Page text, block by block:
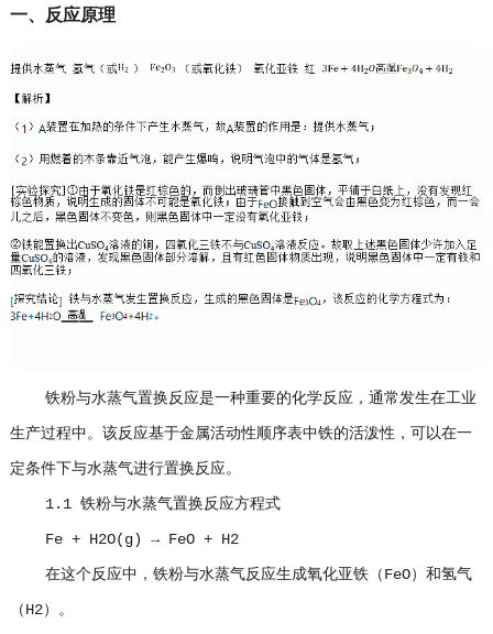
一、反应原理
铁粉与水蒸气置换反应是一种重要的化学反应，通常发生在工业
生产过程中。该反应基于金属活动性顺序表中铁的活泼性，可以在一
定条件下与水蒸气进行置换反应。
1.1 铁粉与水蒸气置换反应方程式
Fe + H2O(g) → FeO + H2
在这个反应中，铁粉与水蒸气反应生成氧化亚铁（FeO）和氢气
（H2）。